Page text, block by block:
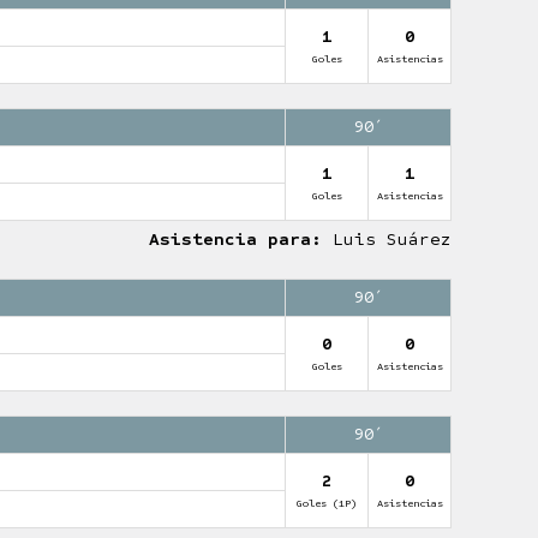
1
Goles
0
Asistencias
90′
1
Goles
1
Asistencias
Asistencia para: Luis Suárez
90′
0
Goles
0
Asistencias
90′
2
Goles (1P)
0
Asistencias